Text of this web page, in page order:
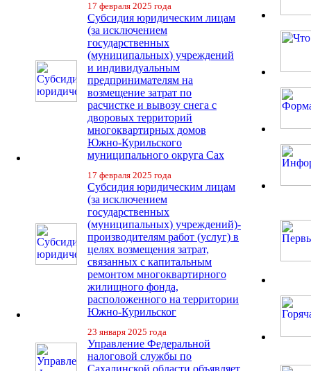
17 февраля 2025 года
Субсидия юридическим лицам
(за исключением
государственных
(муниципальных) учреждений
и индивидуальным
предпринимателям на
возмещение затрат по
расчистке и вывозу снега с
дворовых территорий
многоквартирных домов
Южно-Курильского
муниципального округа Сах
17 февраля 2025 года
Субсидия юридическим лицам
(за исключением
государственных
(муниципальных) учреждений)-
производителям работ (услуг) в
целях возмещения затрат,
связанных с капитальным
ремонтом многоквартирного
жилищного фонда,
расположенного на территории
Южно-Курильског
23 января 2025 года
Управление Федеральной
налоговой службы по
Сахалинской области объявляет